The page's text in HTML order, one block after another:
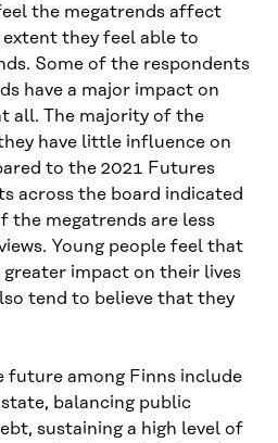
the megatrends affect
they feel able to
Some of the respondents
have a major impact on
all. The majority of the
have little influence on
to the 2021 Futures
across the board indicated
the megatrends are less
Young people feel that
greater impact on their lives
tend to believe that they
future among Finns include
balancing public
sustaining a high level of